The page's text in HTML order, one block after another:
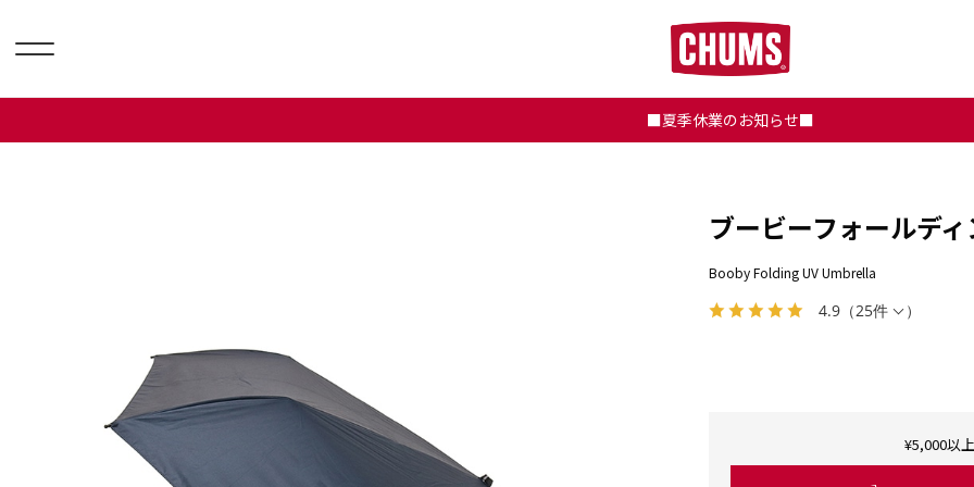
■夏季休業のお知らせ■
4.9 （25件 ）
ブービーフォールデ
Booby Folding UV Umbrella
¥5,000以